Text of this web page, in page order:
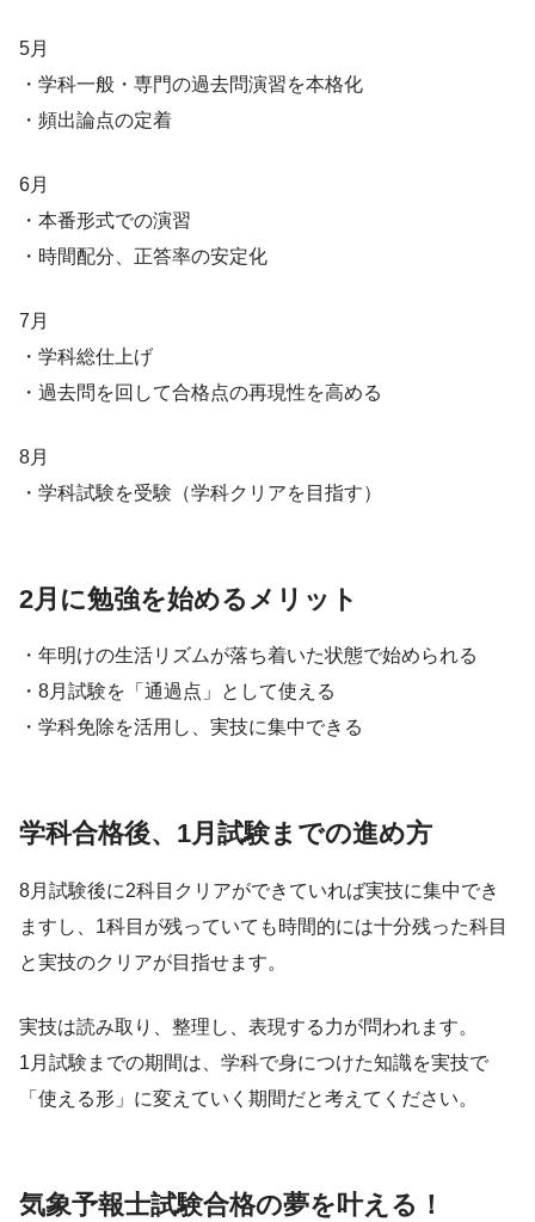
5月
・学科一般・専門の過去問演習を本格化
・頻出論点の定着
6月
・本番形式での演習
・時間配分、正答率の安定化
7月
・学科総仕上げ
・過去問を回して合格点の再現性を高める
8月
・学科試験を受験（学科クリアを目指す）
2月に勉強を始めるメリット
・年明けの生活リズムが落ち着いた状態で始められる
・8月試験を「通過点」として使える
・学科免除を活用し、実技に集中できる
学科合格後、1月試験までの進め方
8月試験後に2科目クリアができていれば実技に集中でき
ますし、1科目が残っていても時間的には十分残った科目
と実技のクリアが目指せます。
実技は読み取り、整理し、表現する力が問われます。
1月試験までの期間は、学科で身につけた知識を実技で
「使える形」に変えていく期間だと考えてください。
気象予報士試験合格の夢を叶える！